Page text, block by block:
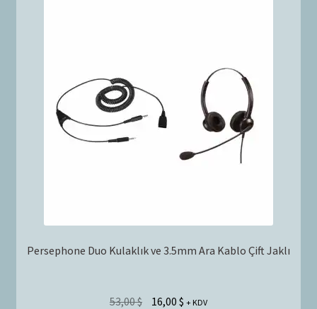
Persephone Duo Kulaklık ve 3.5mm Ara Kablo Çift Jaklı
53,00$ 16,00 $ + KDV